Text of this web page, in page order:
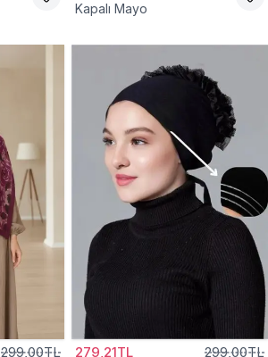
Kapalı Mayo
299,00TL 279,21TL 299,00TL